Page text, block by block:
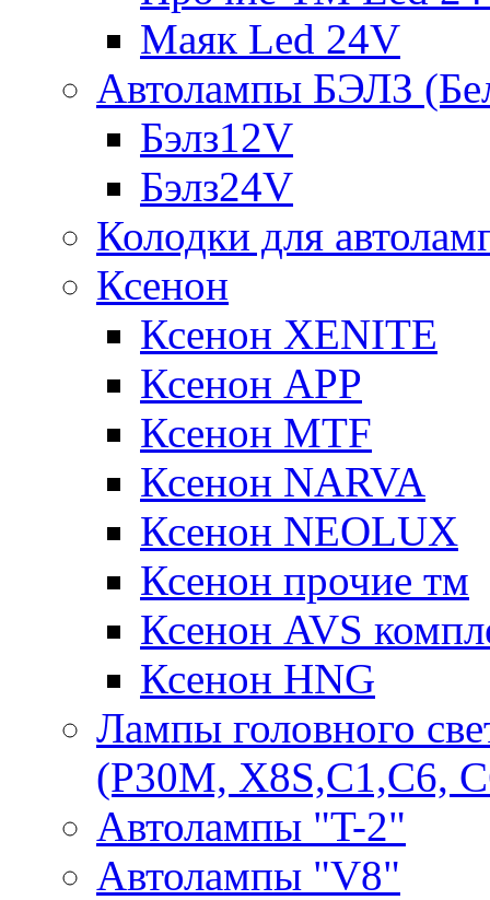
Маяк Led 24V
Автолампы БЭЛЗ
Бэлз12V
Бэлз24V
Колодки для
Ксенон
Ксенон XENITE
Ксенон APP
Ксенон MTF
Ксенон NARVA
Ксенон NEOLUX
Ксенон прочие тм
Ксенон AVS
Ксенон HNG
Лампы головного
(P30M, X8S,С1,С6,
Автолампы "T-2"
Автолампы "V8"